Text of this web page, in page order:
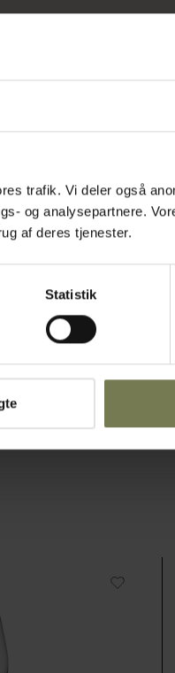
trafik. Vi deler også
og analysepartnere.
af deres tjenester.
Statistik